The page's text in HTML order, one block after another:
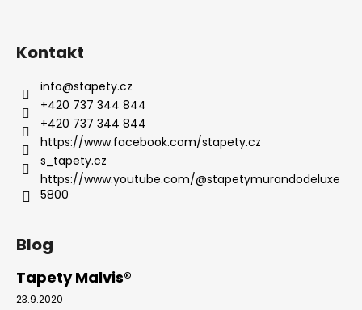
Kontakt
info@stapety.cz
+420 737 344 844
+420 737 344 844
https://www.facebook.com/stapety.cz
s_tapety.cz
https://www.youtube.com/@stapetymurandodeluxe
5800
Blog
Tapety Malvis®
23.9.2020